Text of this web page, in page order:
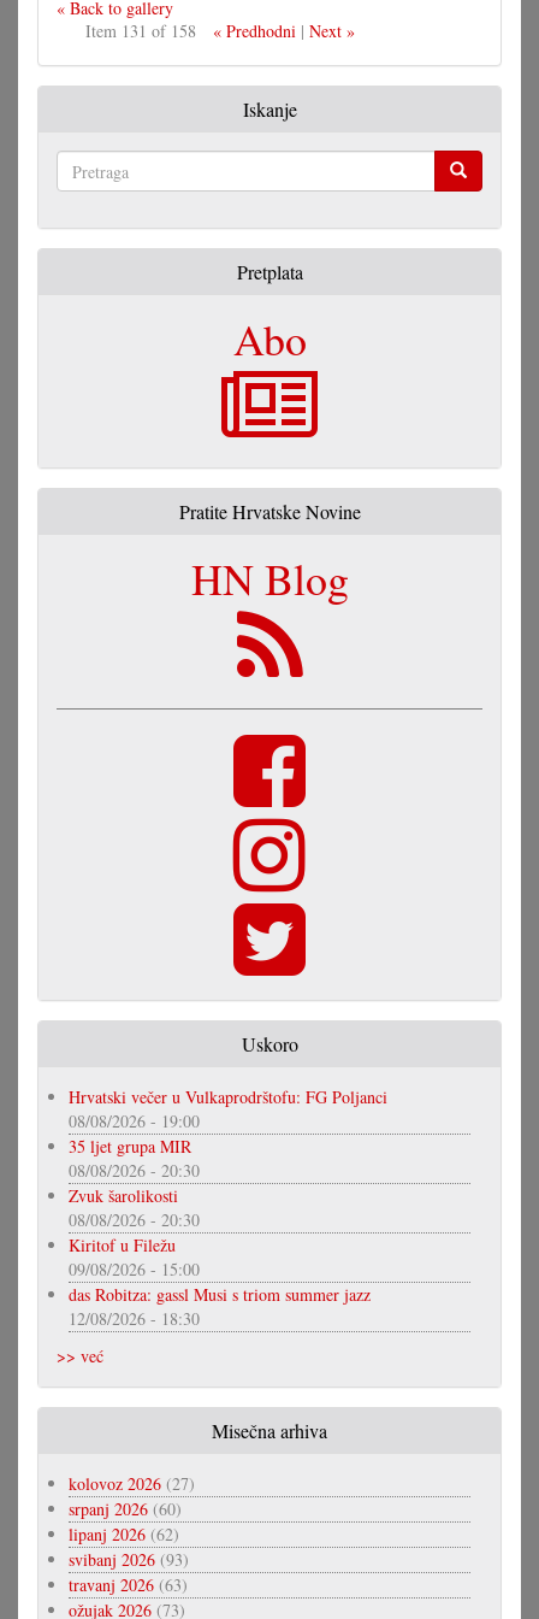
« Back to gallery
Item 131 of 158
« Predhodni| Next »
Iskanje
Pretplata
Abo
Pratite Hrvatske Novine
HN Blog
Uskoro
Hrvatski večer u Vulkaprodrštofu: FG Poljanci
08/08/2026 - 19:00
35 ljet grupa MIR
08/08/2026 - 20:30
Zvuk šarolikosti
08/08/2026 - 20:30
Kiritof u Filežu
09/08/2026 - 15:00
das Robitza: gassl Musi s triom summer jazz
12/08/2026 - 18:30
>> već
Misečna arhiva
kolovoz 2026 (27)
srpanj 2026 (60)
lipanj 2026 (62)
svibanj 2026 (93)
travanj 2026 (63)
ožujak 2026 (73)